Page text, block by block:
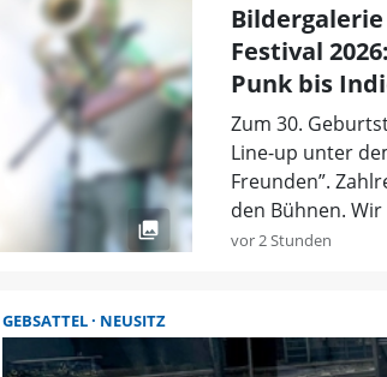
Festival
Punk bis
Zum 30.
Line-up unter
Freunden”.
den Bühnen.
vor 2 Stunden
GEBSATTEL NEUSITZ